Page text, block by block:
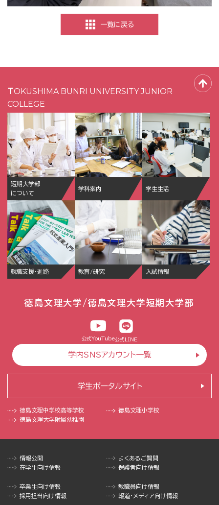
一覧に戻る
TOKUSHIMA BUNRI UNIVERSITY JUNIOR
COLLEGE
短期大学部
について
学科案内 学生生活
就職支援・進路 教育/研究 入試情報
徳島文理大学/徳島文理大学短期大学部
公式YouTube公式LINE
学内SNSアカウント一覧
徳島文理中学校高等学校
徳島文理小学校
徳島文理大学附属幼稚園
学生ポータルサイト
情報公開
よくあるご質問
在学生向け情報
保護者向け情報
卒業生向け情報
教職員向け情報
採用担当向け情報
報道・メディア向け情報